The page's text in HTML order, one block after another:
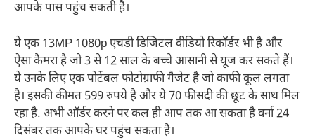
आपके पास पहुंच सकती है।
ये एक 13MP 1080p एचडी डिजिटल वीडियो रिकॉर्डर भी है और
ऐसा कैमरा है जो 3 से 12 साल के बच्चे आसानी से यूज कर सकते हैं।
ये उनके लिए एक पोर्टेबल फोटोग्राफी गैजेट है जो काफी कूल लगता
है। इसकी कीमत 599 रुपये है और ये 70 फीसदी की छूट के साथ मिल
रहा है. अभी ऑर्डर करने पर कल ही आप तक आ सकता है वर्ना 24
दिसंबर तक आपके घर पहुंच सकता है।